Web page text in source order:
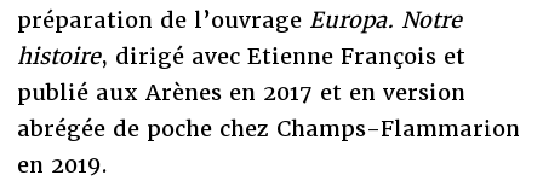
préparation de l’ouvrage Europa. Notre
histoire, dirigé avec Etienne François et
publié aux Arènes en 2017 et en version
abrégée de poche chez Champs-Flammarion
en 2019.